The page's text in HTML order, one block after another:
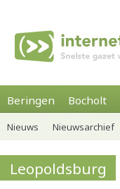
Beringen Bocholt
Nieuws Nieuwsarchief
Leopoldsburg